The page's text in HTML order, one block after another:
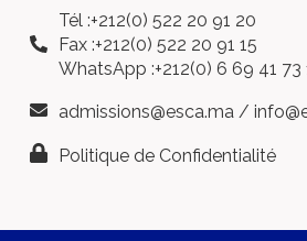
Tél :+212(0) 522 20 91 20
Fax :+212(0) 522 20 91 15
WhatsApp :+212(0) 6 69 41 73
admissions@esca.ma /
Politique de Confidentialité